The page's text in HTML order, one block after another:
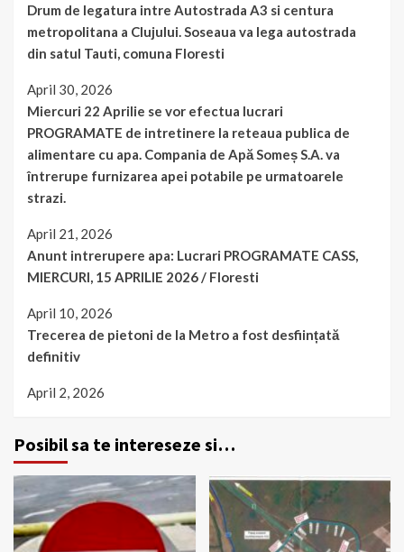
Drum de legatura intre Autostrada A3 si centura
metropolitana a Clujului. Soseaua va lega autostrada
din satul Tauti, comuna Floresti
April 30, 2026
Miercuri 22 Aprilie se vor efectua lucrari
PROGRAMATE de intretinere la reteaua publica de
alimentare cu apa. Compania de Apă Someș S.A. va
întrerupe furnizarea apei potabile pe urmatoarele
strazi.
April 21, 2026
Anunt intrerupere apa: Lucrari PROGRAMATE CASS,
MIERCURI, 15 APRILIE 2026 / Floresti
April 10, 2026
Trecerea de pietoni de la Metro a fost desființată
definitiv
April 2, 2026
Posibil sa te intereseze si…